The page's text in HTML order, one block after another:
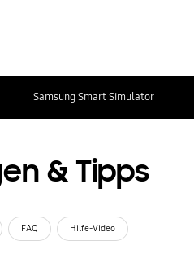
Samsung Smart Simulator
& Tipps
FAQ Hilfe-Video